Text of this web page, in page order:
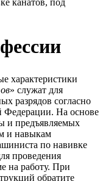
канатов, под
характеристики
» служат для
разрядов согласно
Федерации. На основе
и предъявляемых
и навыкам
по навивке
проведения
на работу. При
обратите